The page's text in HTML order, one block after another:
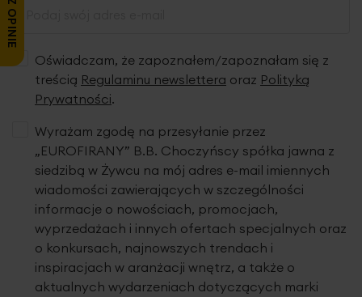
Oświadczam, że zapoznałem/zapoznałam się z
treścią Regulaminu newslettera oraz Polityką
Prywatności.
Wyrażam zgodę na przesyłanie przez
„EUROFIRANY” B.B. Choczyńscy spółka jawna z
siedzibą w Żywcu na mój adres e-mail imiennych
wiadomości zawierających w szczególności
informacje o nowościach, promocjach,
wyprzedażach i innych ofertach specjalnych oraz
o konkursach, najnowszych trendach i
inspiracjach w aranżacji wnętrz, a także o
aktualnych wydarzeniach dotyczących marki